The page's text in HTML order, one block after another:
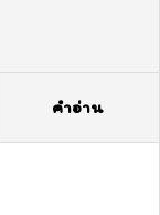
คำอ่าน